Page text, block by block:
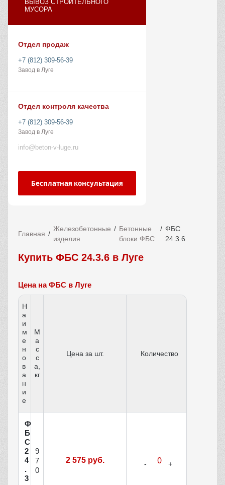
ВЫВОЗ СТРОИТЕЛЬНОГО
МУСОРА
Отдел продаж
+7 (812) 309-56-39
Завод в Луге
Отдел контроля качества
+7 (812) 309-56-39
Завод в Луге
info@beton-v-luge.ru
Бесплатная консультация
Главная
Железобетонные
изделия
Бетонные
блоки ФБС
ФБС
24.3.6
Купить ФБС 24.3.6 в Луге
Цена на ФБС в Луге
Н
а
и
м
е
н
о
в
а
н
и
е
М
а
с
с
а,
кг
Цена за шт. Количество
Ф
Б
С
2
4
.
3
9
7
0
2 575 руб.